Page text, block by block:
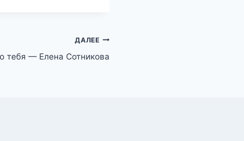
ДАЛЕЕ
тебя — Елена Сотникова